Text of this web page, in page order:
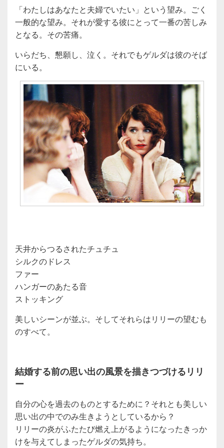
「わたしはあなたと夫婦でいたい」という望み。ごく
一般的な望み。それが愛する彼にとって一番の苦しみ
となる。その苦痛。
いらだち、懇願し、泣く。それでもゲルダは彼のそば
にいる。
天井からつるされたチュチュ
シルクのドレス
ファー
ハンガーのあたる音
ストッキング
美しいシーンが並ぶ。そしてそれらはリリーの望むも
のすべて。
結婚する前の思い出の風景を描きつづけるリリ
ー
自分の心を過去のものとするために？それとも美しい
思い出の中でのみ生きようとしているから？
リリーの炎がふたたび燃え上がるようになったきっか
けを与えてしまったゲルダの気持ち。